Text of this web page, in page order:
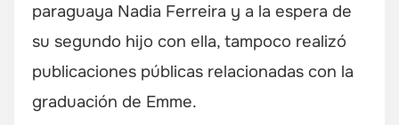
paraguaya Nadia Ferreira y a la espera de
su segundo hijo con ella, tampoco realizó
publicaciones públicas relacionadas con la
graduación de Emme.